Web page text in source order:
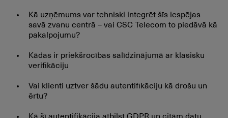
Kā uzņēmums var tehniski integrēt šīs iespējas
savā zvanu centrā – vai CSC Telecom to piedāvā kā
pakalpojumu?
Kādas ir priekšrocības salīdzinājumā ar klasisku
verifikāciju
Vai klienti uztver šādu autentifikāciju kā drošu un
ērtu?
Kā šī autentifikācija atbilst GDPR un citām datu